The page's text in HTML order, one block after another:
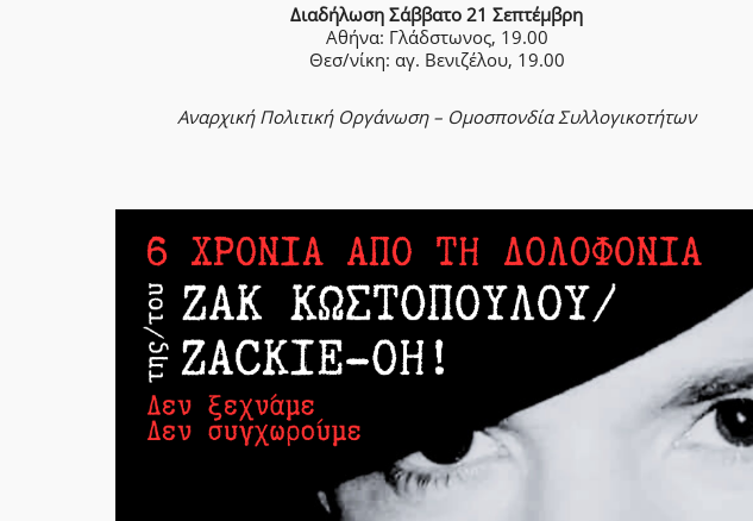
Διαδήλωση Σάββατο 21 Σεπτέμβρη
Αθήνα: Γλάδστωνος, 19.00
Θεσ/νίκη: αγ. Βενιζέλου, 19.00
Αναρχική Πολιτική Οργάνωση – Ομοσπονδία Συλλογικοτήτων